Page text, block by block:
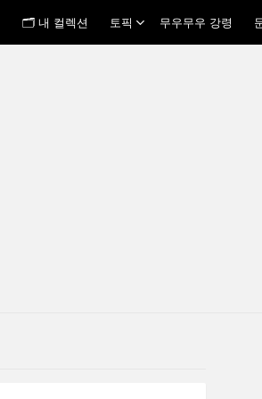
🗂 내 컬렉션 토픽 무우무우 강령